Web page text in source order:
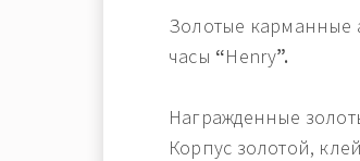
Золотые карманные
часы “Henry”.
Награжденные
Корпус золотой,